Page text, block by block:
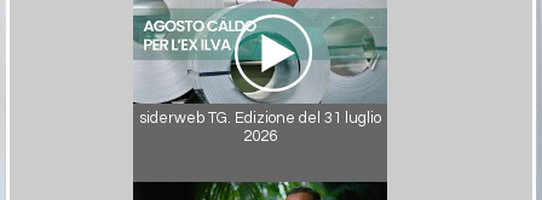
siderweb TG. Edizione del 31 luglio
2026